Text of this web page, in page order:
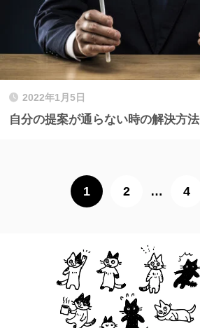
2022年1月5日
自分の提案が通らない時の解決方法
1 2 … 4